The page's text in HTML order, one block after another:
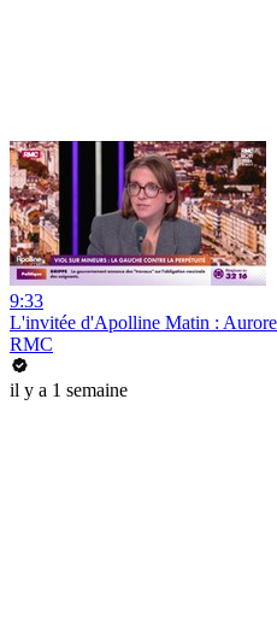
9:33
L'invitée d'Apolline Matin :
RMC
il y a 1 semaine